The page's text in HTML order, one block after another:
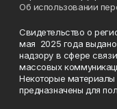
Об использовании
Свидетельство о
мая 2025 года
надзору в сфере
массовых
Некоторые материалы
предназначены для